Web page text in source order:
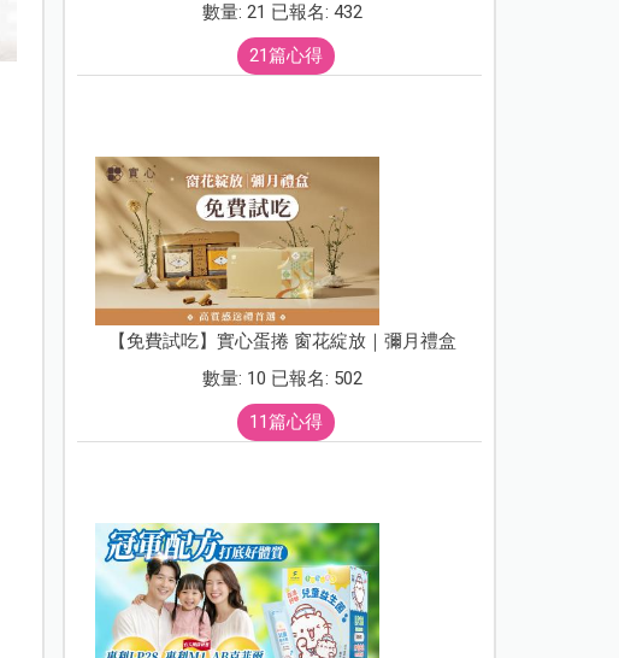
數量: 21 已報名: 432
21篇心得
【免費試吃】實心蛋捲 窗花綻放｜彌月禮盒
數量: 10 已報名: 502
11篇心得